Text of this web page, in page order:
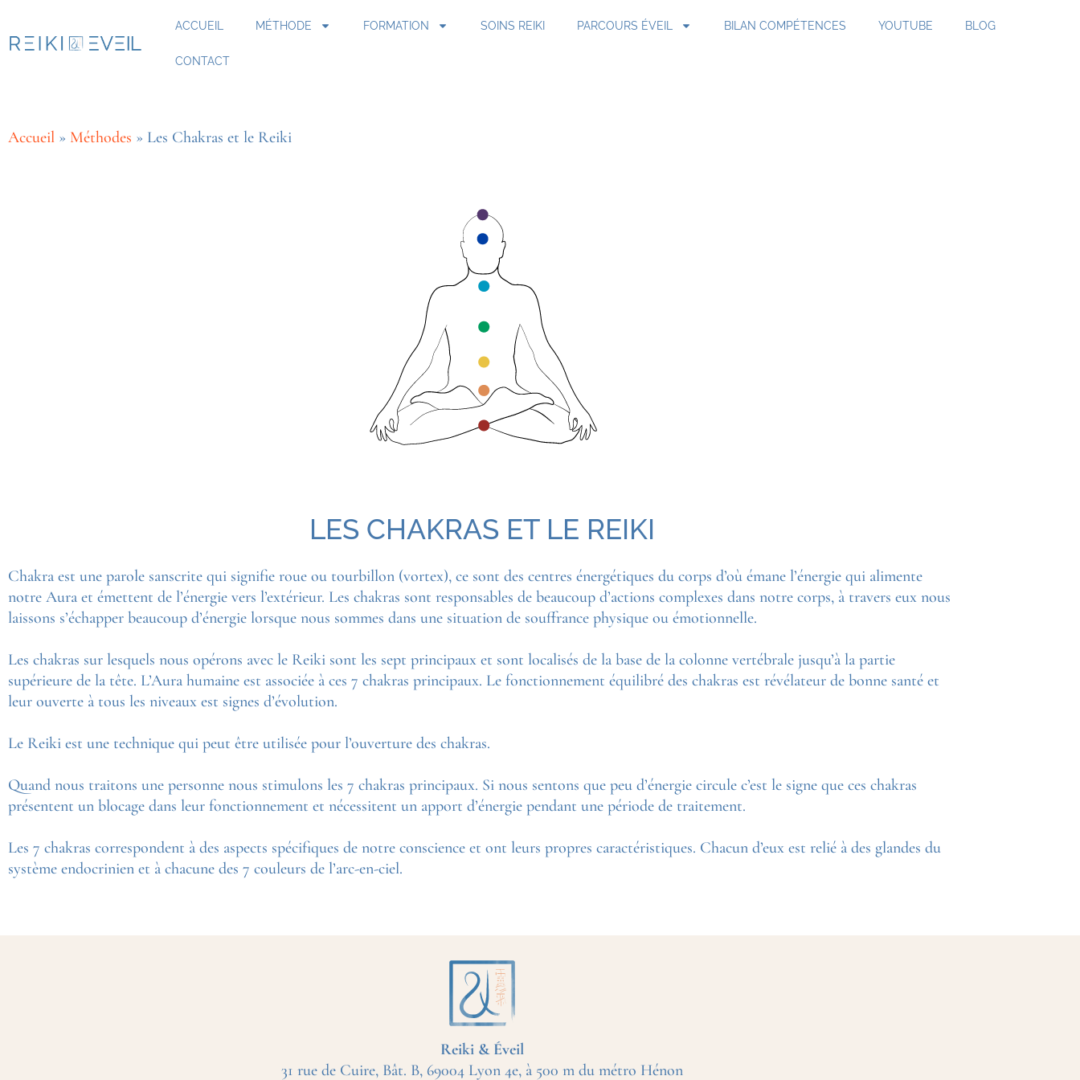
ACCUEIL MÉTHODE FORMATION SOINS REIKI PARCOURS ÉVEIL BILAN COMPÉTENCES YOUTUBE BLOG
CONTACT
Accueil » Méthodes » Les Chakras et le Reiki
LES CHAKRAS ET LE REIKI
Chakra est une parole sanscrite qui signifie roue ou tourbillon (vortex), ce sont des centres énergétiques du corps d’où émane l’énergie qui alimente
notre Aura et émettent de l’énergie vers l’extérieur. Les chakras sont responsables de beaucoup d’actions complexes dans notre corps, à travers eux nous
laissons s’échapper beaucoup d’énergie lorsque nous sommes dans une situation de souffrance physique ou émotionnelle.
Les chakras sur lesquels nous opérons avec le Reiki sont les sept principaux et sont localisés de la base de la colonne vertébrale jusqu’à la partie
supérieure de la tête. L’Aura humaine est associée à ces 7 chakras principaux. Le fonctionnement équilibré des chakras est révélateur de bonne santé et
leur ouverte à tous les niveaux est signes d’évolution.
Le Reiki est une technique qui peut être utilisée pour l’ouverture des chakras.
Quand nous traitons une personne nous stimulons les 7 chakras principaux. Si nous sentons que peu d’énergie circule c’est le signe que ces chakras
présentent un blocage dans leur fonctionnement et nécessitent un apport d’énergie pendant une période de traitement.
Les 7 chakras correspondent à des aspects spécifiques de notre conscience et ont leurs propres caractéristiques. Chacun d’eux est relié à des glandes du
système endocrinien et à chacune des 7 couleurs de l’arc-en-ciel.
Reiki & Éveil
31 rue de Cuire, Bât. B, 69004 Lyon 4e, à 500 m du métro Hénon